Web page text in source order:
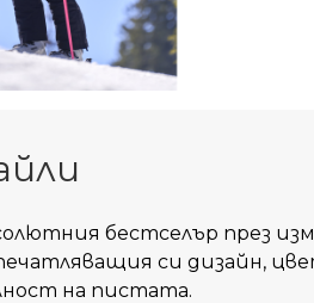
бестселър през
си дизайн,
на пистата.